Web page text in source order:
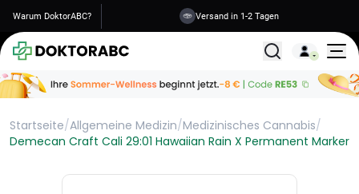
Warum DoktorABC? Versand in 1-2 Tagen
Alle
Startseite/Allgemeine Medizin/Medizinisches Cannabis/
Demecan Craft Cali 29:01 Hawaiian Rain X Permanent Marker